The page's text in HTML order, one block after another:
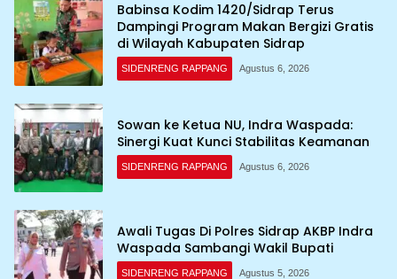
Babinsa Kodim 1420/Sidrap Terus
Dampingi Program Makan Bergizi Gratis
di Wilayah Kabupaten Sidrap
SIDENRENG RAPPANG Agustus 6, 2026
Sowan ke Ketua NU, Indra Waspada:
Sinergi Kuat Kunci Stabilitas Keamanan
SIDENRENG RAPPANG Agustus 6, 2026
Awali Tugas Di Polres Sidrap AKBP Indra
Waspada Sambangi Wakil Bupati
SIDENRENG RAPPANG Agustus 5, 2026